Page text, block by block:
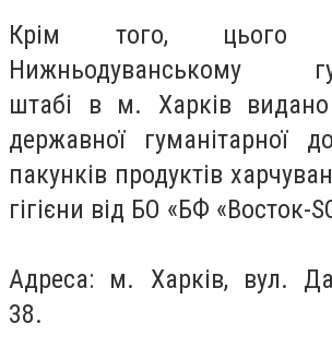
Крім того,
Нижньодуванському
штабі в м. Харків
державної гуманітарної
пакунків продуктів
гігієни від БО «БФ «Восток-
Адреса: м. Харків, вул.
38.